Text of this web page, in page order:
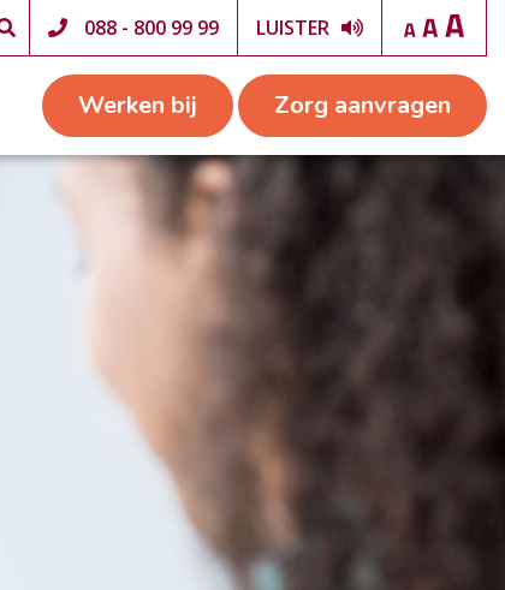
088 - 800 99 99 LUISTER
Werken bij Zorg aanvragen